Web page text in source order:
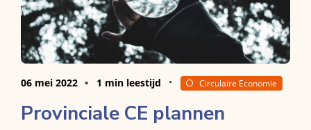
06 mei 2022 1 min leestijd Circulaire Economie
Provinciale CE plannen